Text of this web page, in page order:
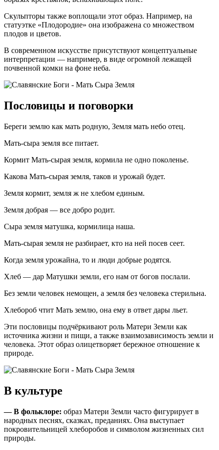
Скульпторы также воплощали этот образ. Например, на
статуэтке «Плодородие» она изображена со множеством
плодов и цветов.
В современном искусстве присутствуют концептуальные
интерпретации — например, в виде огромной лежащей
почвенной комки на фоне неба.
Пословицы и поговорки
Береги землю как мать родную, Земля мать небо отец.
Мать-сыра земля все питает.
Кормит Мать-сырая земля, кормила не одно поколенье.
Какова Мать-сырая земля, таков и урожай будет.
Земля кормит, земля ж не хлебом единым.
Земля добрая — все добро родит.
Сыра земля матушка, кормилица наша.
Мать-сырая земля не разбирает, кто на ней посев сеет.
Когда земля урожайна, то и люди добрые родятся.
Хлеб — дар Матушки земли, его нам от богов послали.
Без земли человек немощен, а земля без человека стерильна.
Хлебороб чтит Мать землю, она ему в ответ дары льет.
Эти пословицы подчёркивают роль Матери Земли как
источника жизни и пищи, а также взаимозависимость земли и
человека. Этот образ олицетворяет бережное отношение к
природе.
В культуре
— В фольклоре: образ Матери Земли часто фигурирует в
народных песнях, сказках, преданиях. Она выступает
покровительницей хлеборобов и символом жизненных сил
природы.